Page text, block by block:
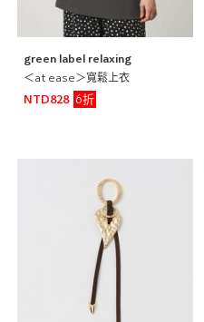
green label relaxing
＜at ease＞寬鬆上衣
NTD828
6折